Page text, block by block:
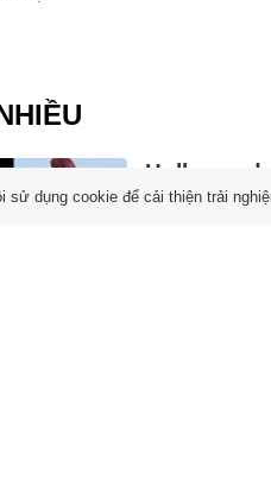
Hollywood
10:54 8/8/2026
sử dụng cookie để cải thiện trải